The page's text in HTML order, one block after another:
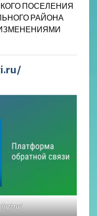
ПОСЕЛЕНИЯ
РАЙОНА